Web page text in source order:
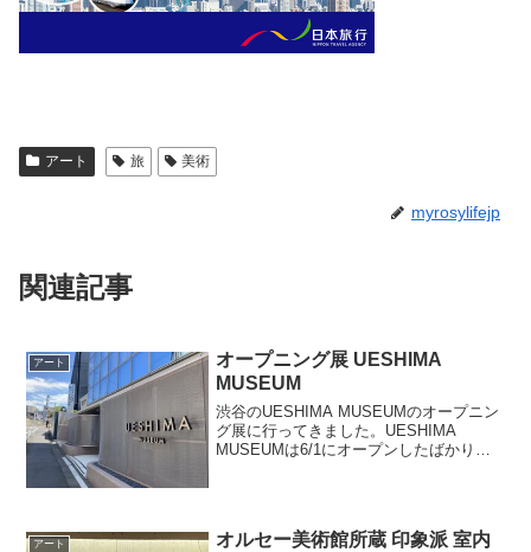
アート 旅 美術
myrosylifejp
関連記事
アート
オープニング展 UESHIMA
MUSEUM
渋谷のUESHIMA MUSEUMのオープニン
グ展に行ってきました。UESHIMA
MUSEUMは6/1にオープンしたばかりの
アート
オルセー美術館所蔵 印象派 室内